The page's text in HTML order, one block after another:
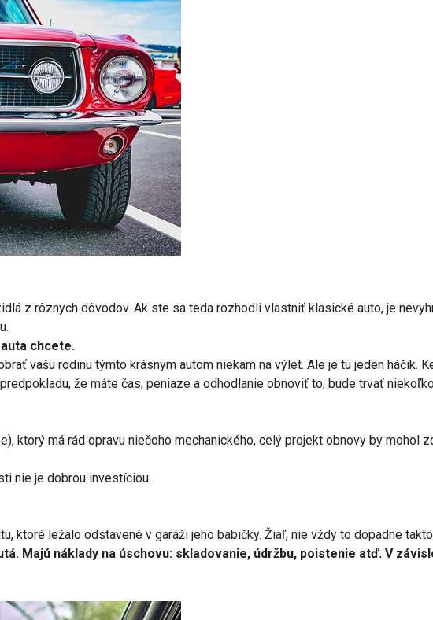
z rôznych dôvodov. Ak ste sa teda rozhodli vlastniť klasické auto, je
chcete.
vašu rodinu týmto krásnym autom niekam na výlet. Ale je tu jeden háčik.
že máte čas, peniaze a odhodlanie obnoviť to, bude trvať
ktorý má rád opravu niečoho mechanického, celý projekt obnovy by mohol
nie je dobrou investíciou.
ktoré ležalo odstavené v garáži jeho babičky. Žiaľ, nie vždy to dopadne
Majú náklady na úschovu: skladovanie, údržbu, poistenie atď. V